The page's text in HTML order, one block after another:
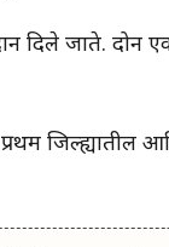
जाते. दोन
जिल्ह्यातील